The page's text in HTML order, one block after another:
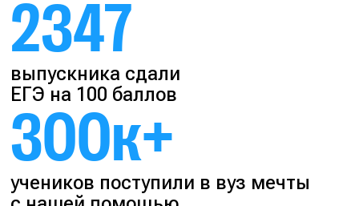
2347
выпускника сдали
ЕГЭ на 100 баллов
300к+
учеников поступили в вуз мечты